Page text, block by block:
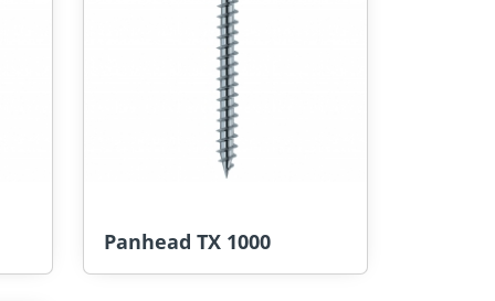
Panhead TX 1000